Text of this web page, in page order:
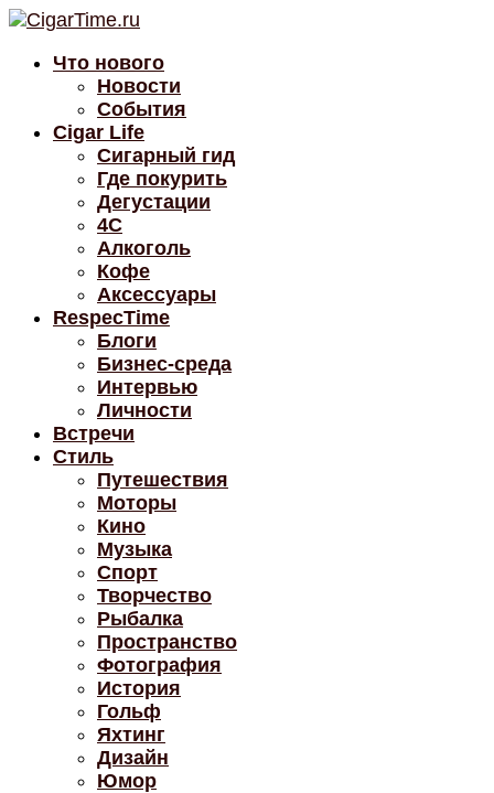
Что нового
Новости
События
Cigar Life
Сигарный гид
Где покурить
Дегустации
4C
Алкоголь
Кофе
Аксессуары
RespecTime
Блоги
Бизнес-среда
Интервью
Личности
Встречи
Стиль
Путешествия
Моторы
Кино
Музыка
Спорт
Творчество
Рыбалка
Пространство
Фотография
История
Гольф
Яхтинг
Дизайн
Юмор